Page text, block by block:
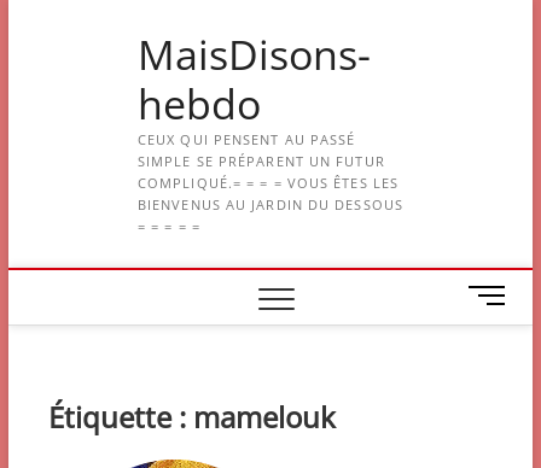
MaisDisons-
hebdo
CEUX QUI PENSENT AU PASSÉ
SIMPLE SE PRÉPARENT UN FUTUR
COMPLIQUÉ.= = = = VOUS ÊTES LES
BIENVENUS AU JARDIN DU DESSOUS
= = = = =
M
e
Étiquette : mamelouk